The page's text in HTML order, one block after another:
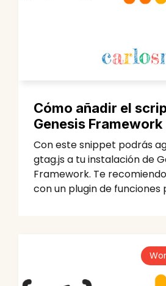
Cómo añadir el
Genesis Framework
Con este snippet podrás
gtag.js a tu instalación de
Framework. Te
con un plugin de funciones